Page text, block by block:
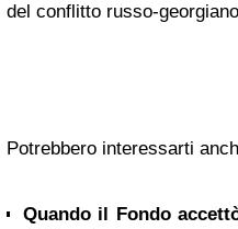
del conflitto russo-
Potrebbero interessarti
Quando il Fondo